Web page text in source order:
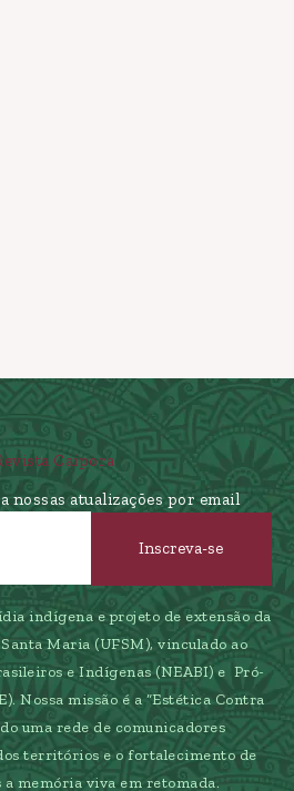
nossas atualizações por email
indígena e projeto de extensão da
Maria (UFSM), vinculado ao
e Indígenas (NEABI) e Pró-
Nossa missão é a “Estética Contra
uma rede de comunicadores
territórios e o fortalecimento de
memória viva em retomada.